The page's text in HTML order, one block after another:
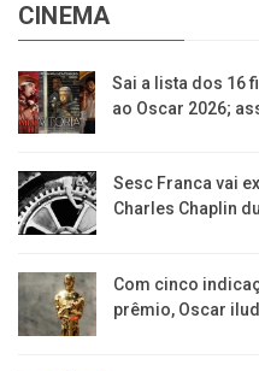
CINEMA
Sai a lista dos 16
ao Oscar 2026;
Sesc Franca vai
Charles Chaplin
Com cinco
prêmio, Oscar